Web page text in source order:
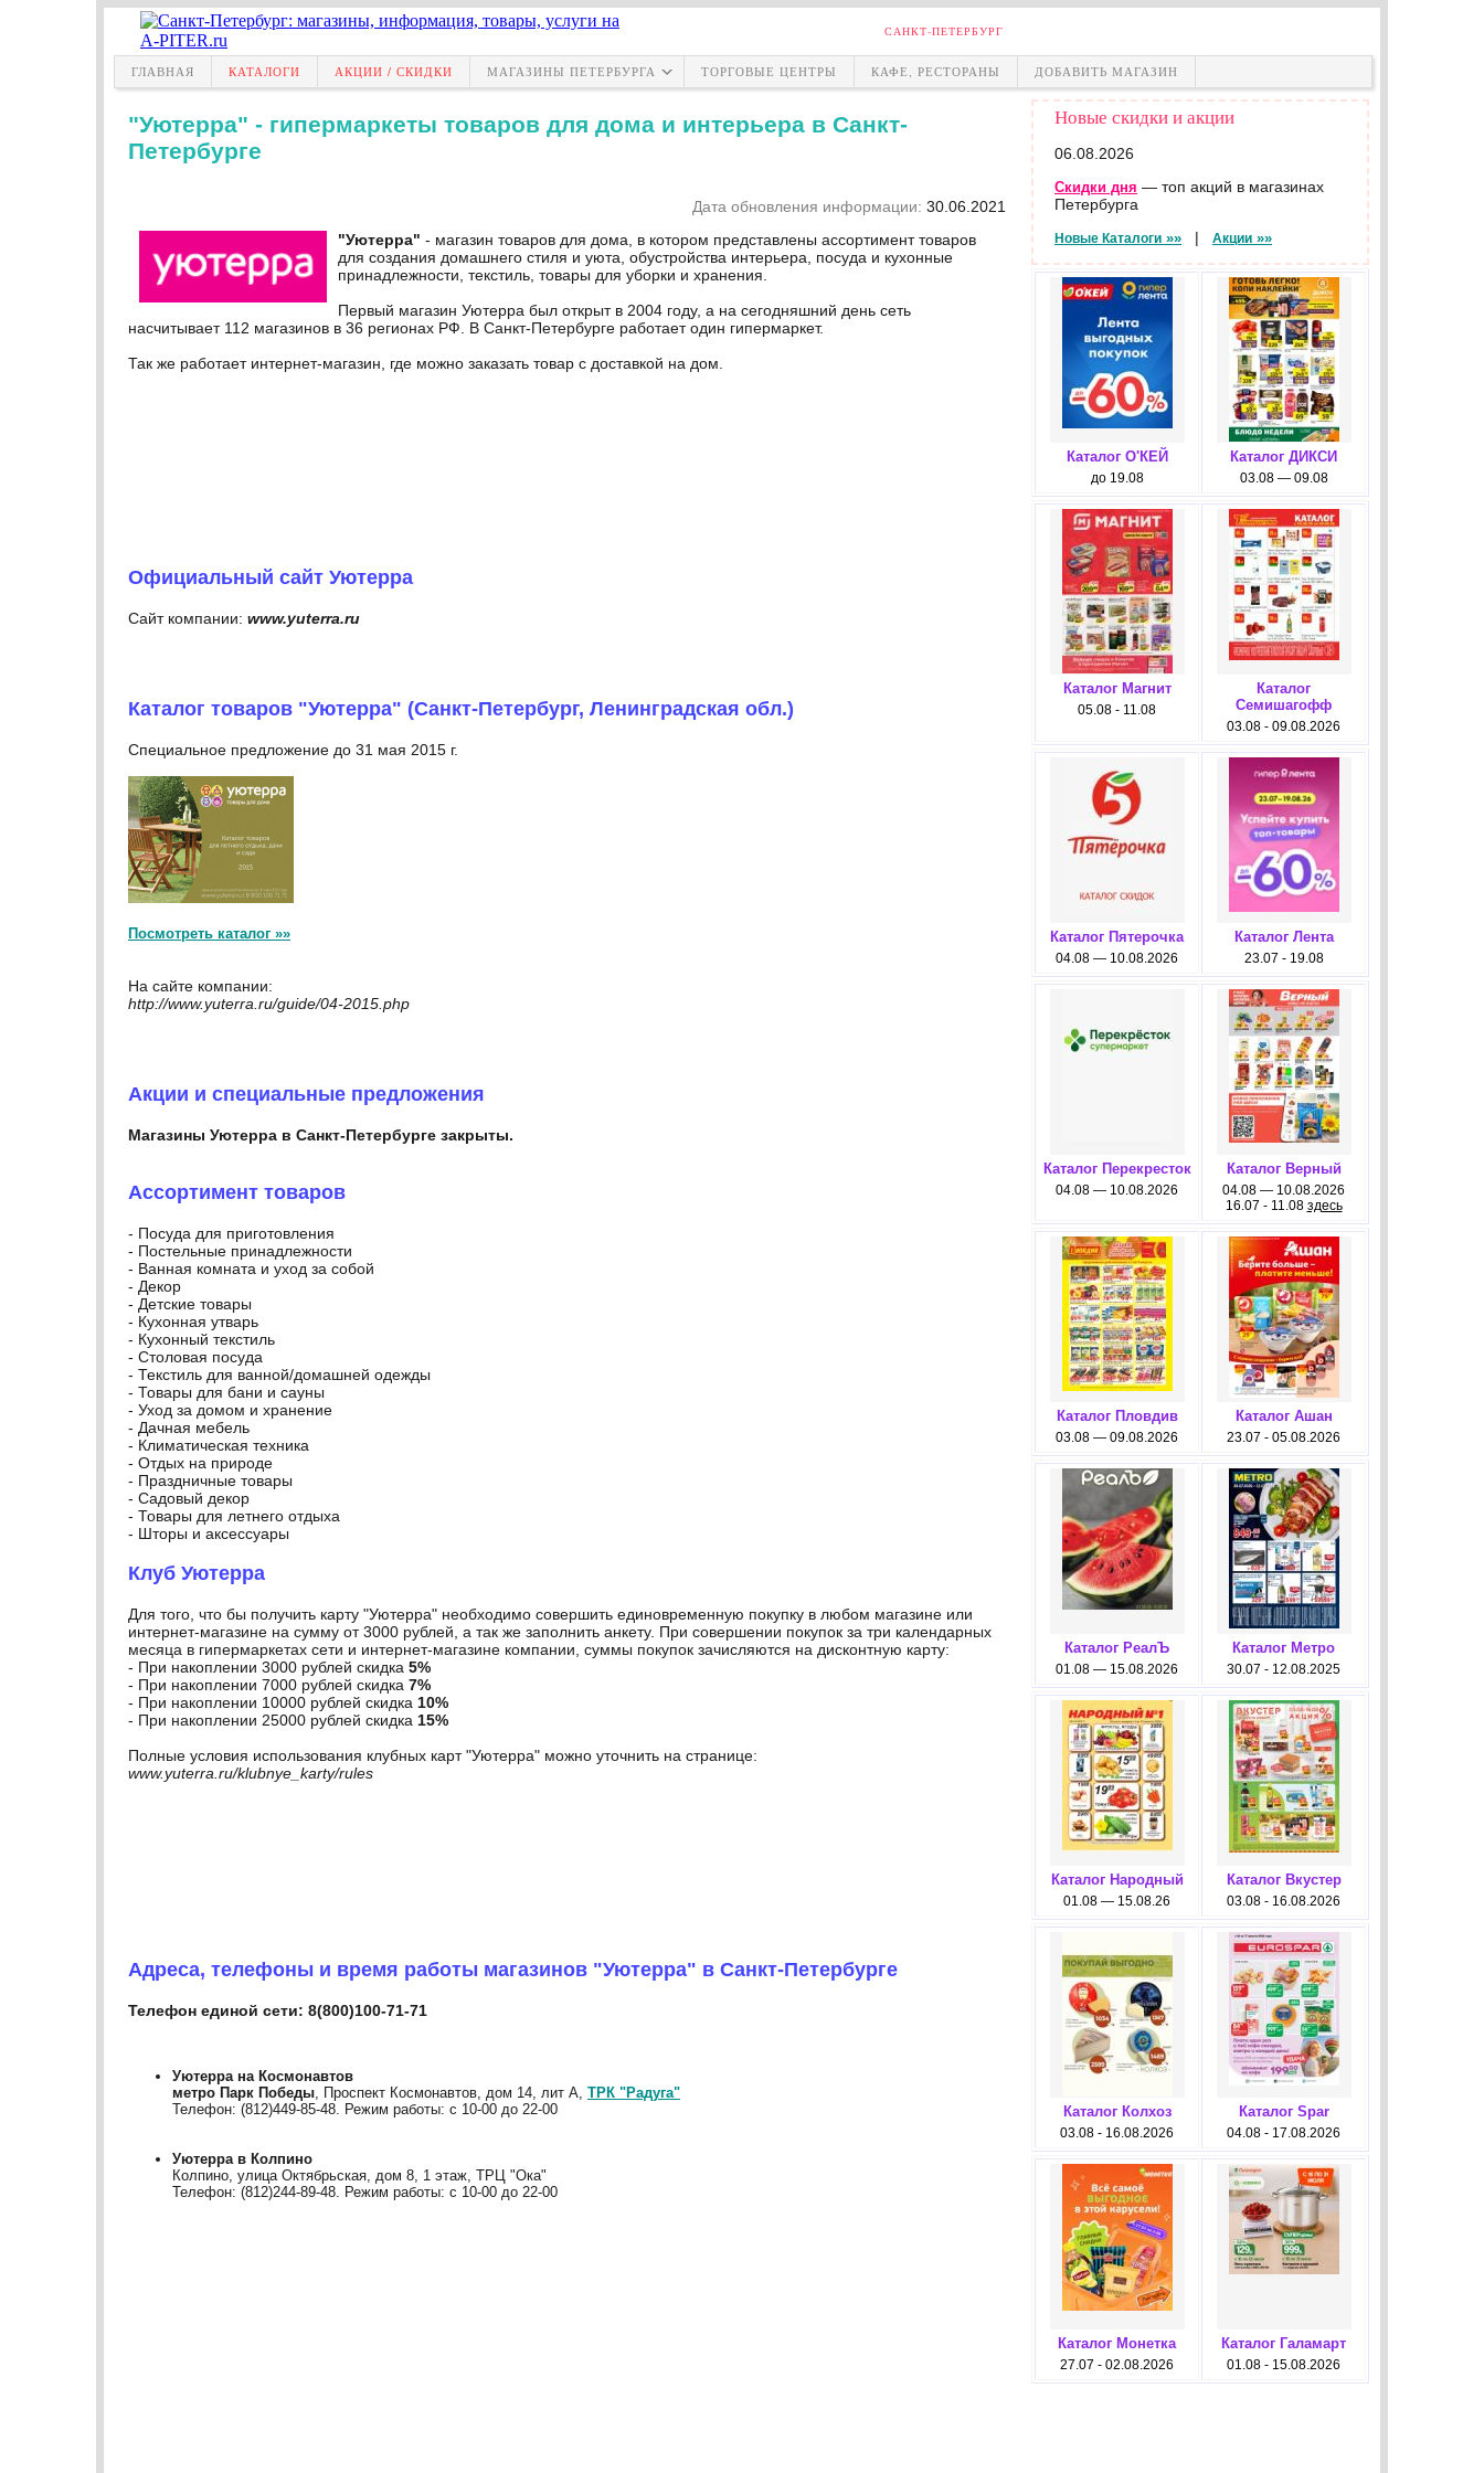
САНКТ-ПЕТЕРБУРГ
ГЛАВНАЯ КАТАЛОГИ АКЦИИ / СКИДКИ МАГАЗИНЫ ПЕТЕРБУРГА ТОРГОВЫЕ ЦЕНТРЫ КАФЕ, РЕСТОРАНЫ ДОБАВИТЬ МАГАЗИН
"Уютерра" - гипермаркеты товаров для дома и интерьера в Санкт-
Петербурге
Дата обновления информации: 30.06.2021
"Уютерра" - магазин товаров для дома, в котором представлены ассортимент товаров
для создания домашнего стиля и уюта, обустройства интерьера, посуда и кухонные
принадлежности, текстиль, товары для уборки и хранения.
Первый магазин Уютерра был открыт в 2004 году, а на сегодняшний день сеть
насчитывает 112 магазинов в 36 регионах РФ. В Санкт-Петербурге работает один гипермаркет.
Так же работает интернет-магазин, где можно заказать товар с доставкой на дом.
Официальный сайт Уютерра
Сайт компании: www.yuterra.ru
Каталог товаров "Уютерра" (Санкт-Петербург, Ленинградская обл.)
Специальное предложение до 31 мая 2015 г.
Посмотреть каталог »»
На сайте компании:
http://www.yuterra.ru/guide/04-2015.php
Акции и специальные предложения
Магазины Уютерра в Санкт-Петербурге закрыты.
Ассортимент товаров
- Посуда для приготовления
- Постельные принадлежности
- Ванная комната и уход за собой
- Декор
- Детские товары
- Кухонная утварь
- Кухонный текстиль
- Столовая посуда
- Текстиль для ванной/домашней одежды
- Товары для бани и сауны
- Уход за домом и хранение
- Дачная мебель
- Климатическая техника
- Отдых на природе
- Праздничные товары
- Садовый декор
- Товары для летнего отдыха
- Шторы и аксессуары
Клуб Уютерра
Для того, что бы получить карту "Уютерра" необходимо совершить единовременную покупку в любом магазине или
интернет-магазине на сумму от 3000 рублей, а так же заполнить анкету. При совершении покупок за три календарных
месяца в гипермаркетах сети и интернет-магазине компании, суммы покупок зачисляются на дисконтную карту:
- При накоплении 3000 рублей скидка 5%
- При накоплении 7000 рублей скидка 7%
- При накоплении 10000 рублей скидка 10%
- При накоплении 25000 рублей скидка 15%
Полные условия использования клубных карт "Уютерра" можно уточнить на странице:
www.yuterra.ru/klubnye_karty/rules
Адреса, телефоны и время работы магазинов "Уютерра" в Санкт-Петербурге
Телефон единой сети: 8(800)100-71-71
Уютерра на Космонавтов
метро Парк Победы, Проспект Космонавтов, дом 14, лит А, ТРК "Радуга"
Телефон: (812)449-85-48. Режим работы: с 10-00 до 22-00
Уютерра в Колпино
Колпино, улица Октябрьская, дом 8, 1 этаж, ТРЦ "Ока"
Телефон: (812)244-89-48. Режим работы: с 10-00 до 22-00
Новые скидки и акции
06.08.2026
Скидки дня — топ акций в магазинах
Петербурга
Новые Каталоги »» | Акции »»
Каталог О'КЕЙ
до 19.08
Каталог ДИКСИ
03.08 — 09.08
Каталог Магнит
05.08 - 11.08
Каталог
Семишагофф
03.08 - 09.08.2026
Каталог Пятерочка
04.08 — 10.08.2026
Каталог Лента
23.07 - 19.08
Каталог Перекресток
04.08 — 10.08.2026
Каталог Верный
04.08 — 10.08.2026
16.07 - 11.08 здесь
Каталог Пловдив
03.08 — 09.08.2026
Каталог Ашан
23.07 - 05.08.2026
Каталог РеалЪ
01.08 — 15.08.2026
Каталог Метро
30.07 - 12.08.2025
Каталог Народный
01.08 — 15.08.26
Каталог Вкустер
03.08 - 16.08.2026
Каталог Колхоз
03.08 - 16.08.2026
Каталог Spar
04.08 - 17.08.2026
Каталог Монетка
27.07 - 02.08.2026
Каталог Галамарт
01.08 - 15.08.2026